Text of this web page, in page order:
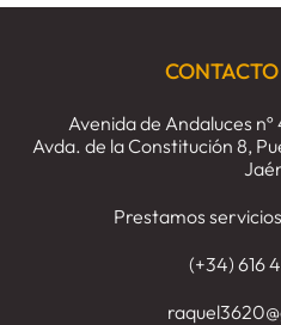
CONTACTO
Avenida de Andaluces nº
Avda. de la Constitución 8,
Prestamos
(+34) 616